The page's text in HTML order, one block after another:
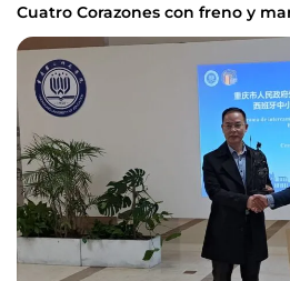
Cuatro Corazones con freno y